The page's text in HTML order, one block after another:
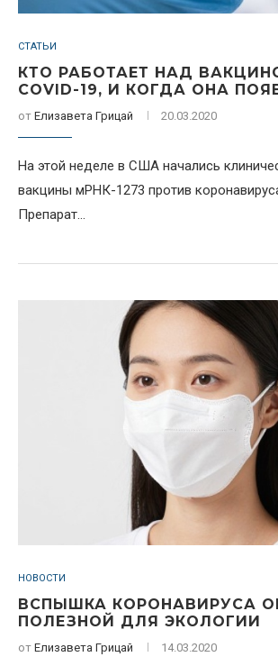
СТАТЬИ
КТО РАБОТАЕТ НАД
COVID-19, И КОГДА ОНА
от Елизавета Грицай 20.03.2020
На этой неделе в США начались
вакцины мРНК-1273 против
Препарат...
НОВОСТИ
ВСПЫШКА КОРОНАВИРУСА
ПОЛЕЗНОЙ ДЛЯ ЭКОЛОГИИ
от Елизавета Грицай 14.03.2020